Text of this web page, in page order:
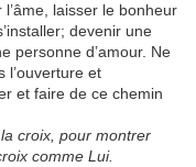
laisser le bonheur
devenir une
personne d’amour. Ne
l’ouverture et
et faire de ce chemin
croix, pour montrer
comme Lui.